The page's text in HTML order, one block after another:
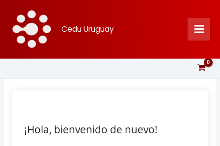
contenido
Cedu Uruguay
¡Hola, bienvenido de nuevo!